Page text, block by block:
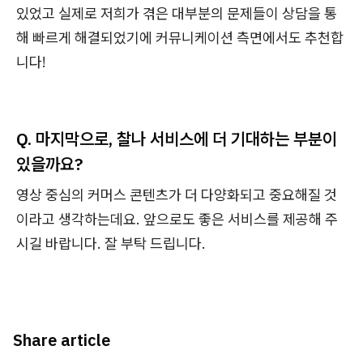
있었고 실제로 저희가 겪은 대부분의 문제들이 상담을 통
해 빠르게 해결되었기에 커뮤니케이션 측면에서도 추천합
니다!
Q. 마지막으로, 찰나 서비스에 더 기대하는 부분이
있을까요?
영상 중심의 커머스 콘텐츠가 더 다양화되고 중요해질 것
이라고 생각하는데요. 앞으로도 좋은 서비스를 제공해 주
시길 바랍니다. 잘 부탁 드립니다.
Share article